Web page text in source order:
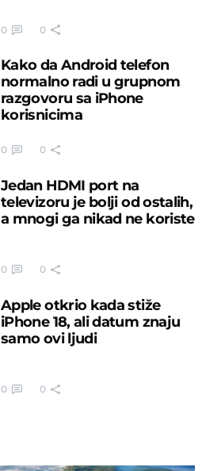
0 0
Kako da Android telefon
normalno radi u grupnom
razgovoru sa iPhone
korisnicima
0 0
Jedan HDMI port na
televizoru je bolji od ostalih,
a mnogi ga nikad ne koriste
0 0
Apple otkrio kada stiže
iPhone 18, ali datum znaju
samo ovi ljudi
0 0